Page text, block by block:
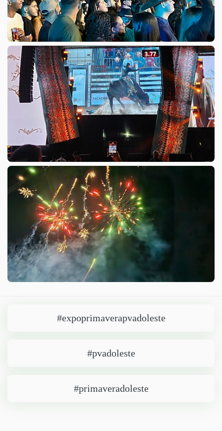
#expoprimaverapvadoleste
#pvadoleste
#primaveradoleste